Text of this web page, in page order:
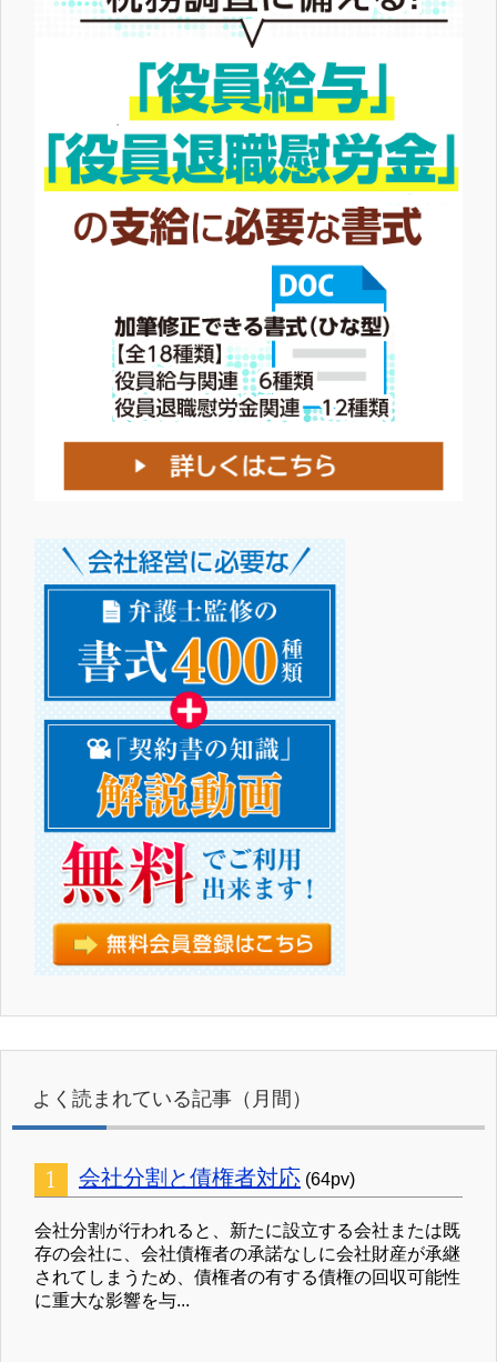
よく読まれている記事（月間）
会社分割と債権者対応 (64pv)
会社分割が行われると、新たに設立する会社または既
存の会社に、会社債権者の承諾なしに会社財産が承継
されてしまうため、債権者の有する債権の回収可能性
に重大な影響を与...